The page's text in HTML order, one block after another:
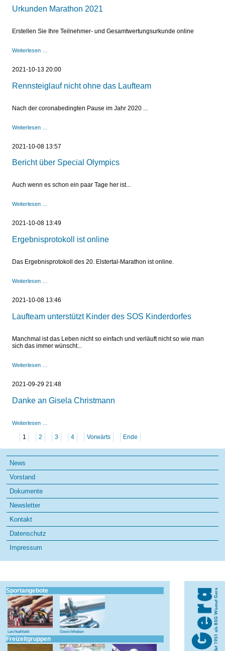
Urkunden Marathon 2021
Erstellen Sie Ihre Teilnehmer- und Gesamtwertungsurkunde online
Weiterlesen …
2021-10-13 20:00
Rennsteiglauf nicht ohne das Laufteam
Nach der coronabedingten Pause im Jahr 2020 ...
Weiterlesen …
das
2021-10-08 13:57
Bericht über Special Olympics
Auch wenn es schon ein paar Tage her ist...
Weiterlesen …
Olympics
2021-10-08 13:49
Ergebnisprotokoll ist online
Das Ergebnisprotokoll des 20. Elstertal-Marathon ist online.
Weiterlesen …
2021-10-08 13:46
Laufteam unterstützt Kinder des SOS Kinderdorfes
Manchmal ist das Leben nicht so einfach und verläuft nicht so wie man
sich das immer wünscht...
Weiterlesen …
des
Kinderdorfes
2021-09-29 21:48
Danke an Gisela Christmann
Weiterlesen …
Gisela
Christmann
1 2 3 4 Vorwärts Ende
Navigation
überspringen
News
Vorstand
Dokumente
Newsletter
Kontakt
Datenschutz
Impressum
Sportangebote
Leichtathletik Gewichtheben
Freizeitgruppen